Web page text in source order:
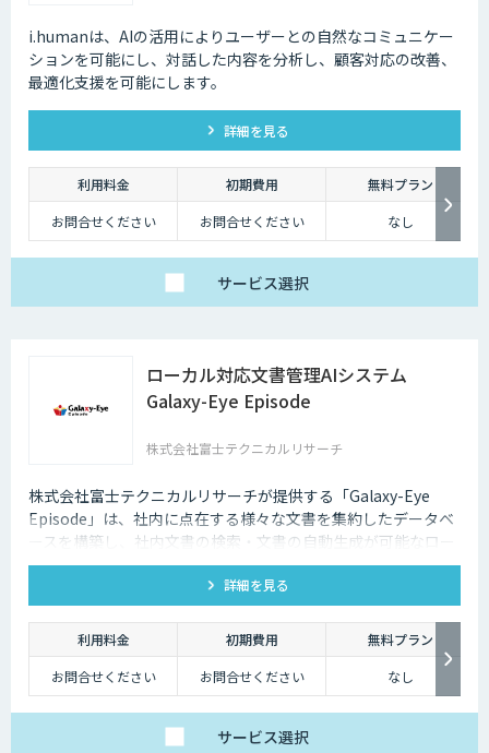
i.humanは、AIの活用によりユーザーとの自然なコミュニケー
ションを可能にし、対話した内容を分析し、顧客対応の改善、
最適化支援を可能にします。
詳細を見る
利用料金 初期費用
無料プラン
お問合せください
お問合せください なし
サービス選択
ローカル対応文書管理AIシステム
Galaxy-Eye Episode
株式会社富士テクニカルリサーチ
株式会社富士テクニカルリサーチが提供する「Galaxy-Eye
Episode」は、社内に点在する様々な文書を集約したデータベ
ースを構築し、社内文書の検索・文書の自動生成が可能なロー
カル対応文書管理AIシステムです。
詳細を見る
利用料金 初期費用
無料プラン
お問合せください
お問合せください なし
サービス選択